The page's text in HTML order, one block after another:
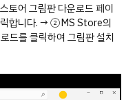
토어 그림판 다운로드 페이
릭합니다. → ②MS Store의
드를 클릭하여 그림판 설치